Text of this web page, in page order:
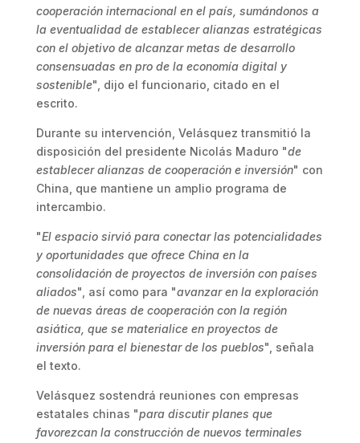
cooperación internacional en el país, sumándonos a
la eventualidad de establecer alianzas estratégicas
con el objetivo de alcanzar metas de desarrollo
consensuadas en pro de la economía digital y
sostenible", dijo el funcionario, citado en el
escrito.
Durante su intervención, Velásquez transmitió la
disposición del presidente Nicolás Maduro "de
establecer alianzas de cooperación e inversión" con
China, que mantiene un amplio programa de
intercambio.
"El espacio sirvió para conectar las potencialidades
y oportunidades que ofrece China en la
consolidación de proyectos de inversión con países
aliados", así como para "avanzar en la exploración
de nuevas áreas de cooperación con la región
asiática, que se materialice en proyectos de
inversión para el bienestar de los pueblos", señala
el texto.
Velásquez sostendrá reuniones con empresas
estatales chinas "para discutir planes que
favorezcan la construcción de nuevos terminales